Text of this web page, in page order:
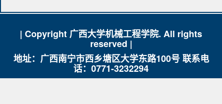
| Copyright 广西大学机械工程学院. All rights
reserved |
地址：广西南宁市西乡塘区大学东路100号 联系电
话：0771-3232294